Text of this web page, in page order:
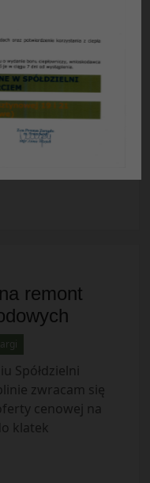
przetarg
następujących
w budynku
przy ul. Radości
remont
Spółdzielni
zwracam się
cenowej na
klatek